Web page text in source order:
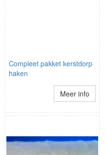
Compleet pakket kerstdorp
haken
Meer info